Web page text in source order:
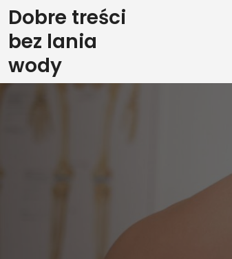
Skip
to
content
Dobre treści
bez lania
wody